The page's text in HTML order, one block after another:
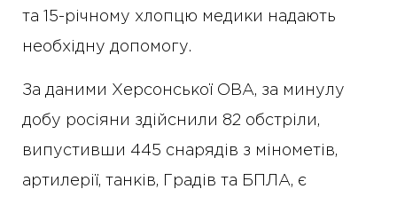
та 15-річному хлопцю медики надають
необхідну допомогу.
За даними Херсонської ОВА, за минулу
добу росіяни здійснили 82 обстріли,
випустивши 445 снарядів з мінометів,
артилерії, танків, Градів та БПЛА, є